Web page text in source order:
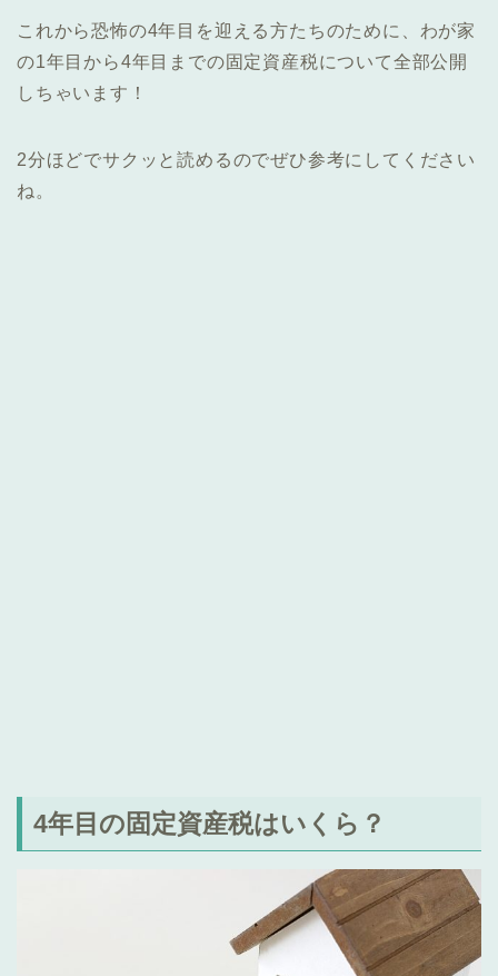
これから恐怖の4年目を迎える方たちのために、わが家
の1年目から4年目までの固定資産税について全部公開
しちゃいます！
2分ほどでサクッと読めるのでぜひ参考にしてください
ね。
4年目の固定資産税はいくら？